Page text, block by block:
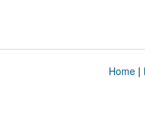
Home|